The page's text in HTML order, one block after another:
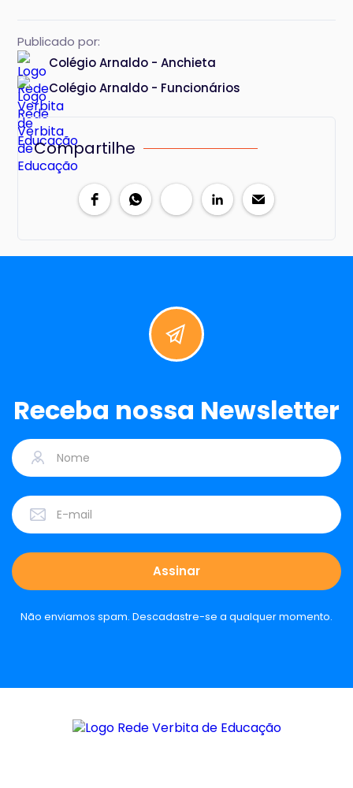
Publicado por:
Colégio Arnaldo - Anchieta
Colégio Arnaldo - Funcionários
Compartilhe
Receba nossa Newsletter
Não enviamos spam. Descadastre-se a qualquer momento.